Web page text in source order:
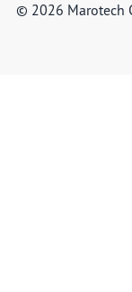
© 2026 Marotech